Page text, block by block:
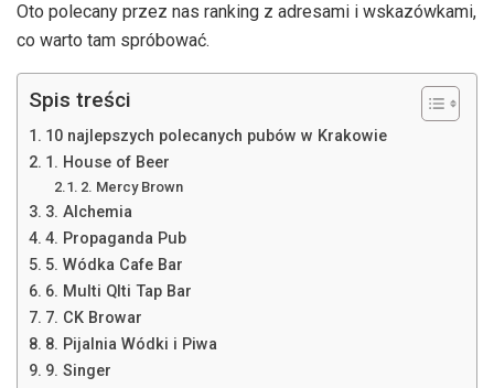
Oto polecany przez nas ranking z adresami i wskazówkami,
co warto tam spróbować.
Spis treści
10 najlepszych polecanych pubów w Krakowie
1. House of Beer
2. Mercy Brown
3. Alchemia
4. Propaganda Pub
5. Wódka Cafe Bar
6. Multi Qlti Tap Bar
7. CK Browar
8. Pijalnia Wódki i Piwa
9. Singer